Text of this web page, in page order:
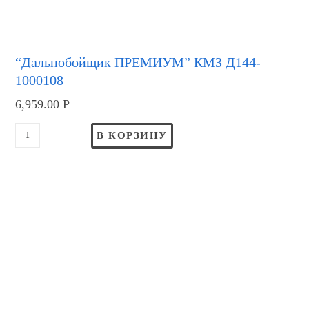
“Дальнобойщик ПРЕМИУМ” КМЗ Д144-
1000108
6,959.00Р
В КОРЗИНУ